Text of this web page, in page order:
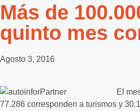
Más de
quinto mes
Agosto 3, 2016
El
77.286 corresponden a turismos y